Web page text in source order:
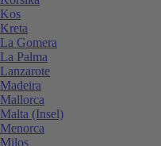
Kos
Kreta
La Gomera
La Palma
Lanzarote
Madeira
Mallorca
Malta (Insel)
Menorca
Milos